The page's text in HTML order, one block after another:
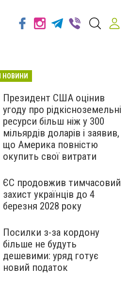
НОВИНИ
Президент США оцінив
угоду про рідкісноземельні
ресурси більш ніж у 300
мільярдів доларів і заявив,
що Америка повністю
окупить свої витрати
ЄС продовжив тимчасовий
захист українців до 4
березня 2028 року
Посилки з-за кордону
більше не будуть
дешевими: уряд готує
новий податок